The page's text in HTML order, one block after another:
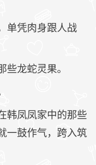
单凭肉身跟人战
龙蛇灵果。
韩凤凤家中的那些
一鼓作气，跨入筑